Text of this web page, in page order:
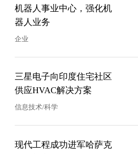
机器人事业中心，强化机
器人业务
企业
三星电子向印度住宅社区
供应HVAC解决方案
信息技术/科学
现代工程成功进军哈萨克